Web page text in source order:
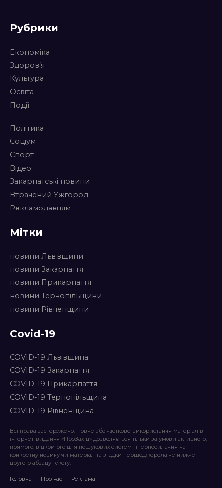
Рубрики
Економіка
Здоров’я
Культура
Освіта
Події
Політика
Соціум
Спорт
Відео
Закарпатські новини
Втрачений Ужгород
Рекламодавцям
Мітки
новини Львівщини
новини Закарпаття
новини Прикарпаття
новини Тернопільщини
новини Рівненщини
Covid-19
COVID-19 Львівщина
COVID-19 Закарпаття
COVID-19 Прикарпаття
COVID-19 Тернопільщина
COVID-19 Рівненщина
Всі права застережено. Повне або часткове використання матеріалів
інтернет-видання «ПроЗахід» дозволяється тільки за умови активного,
прямого, відкритого для пошукових систем гіперпосилання на
конкретну новину чи матеріал та згадки першоджерела не нижче
другого абзацу тексту.
Головна Про нас Реклама